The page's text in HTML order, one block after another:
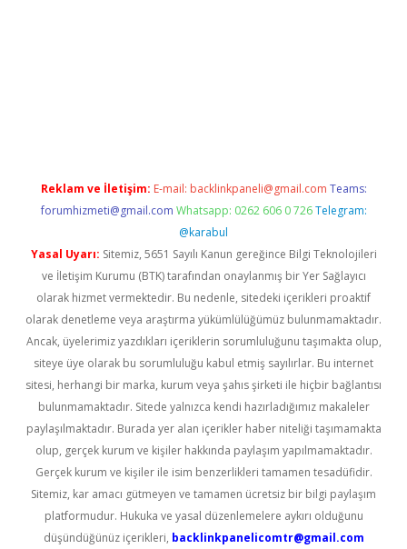
Reklam ve İletişim: E-mail: backlinkpaneli@gmail.com Teams:
forumhizmeti@gmail.com Whatsapp: 0262 606 0 726 Telegram:
@karabul
Yasal Uyarı: Sitemiz, 5651 Sayılı Kanun gereğince Bilgi Teknolojileri
ve İletişim Kurumu (BTK) tarafından onaylanmış bir Yer Sağlayıcı
olarak hizmet vermektedir. Bu nedenle, sitedeki içerikleri proaktif
olarak denetleme veya araştırma yükümlülüğümüz bulunmamaktadır.
Ancak, üyelerimiz yazdıkları içeriklerin sorumluluğunu taşımakta olup,
siteye üye olarak bu sorumluluğu kabul etmiş sayılırlar. Bu internet
sitesi, herhangi bir marka, kurum veya şahıs şirketi ile hiçbir bağlantısı
bulunmamaktadır. Sitede yalnızca kendi hazırladığımız makaleler
paylaşılmaktadır. Burada yer alan içerikler haber niteliği taşımamakta
olup, gerçek kurum ve kişiler hakkında paylaşım yapılmamaktadır.
Gerçek kurum ve kişiler ile isim benzerlikleri tamamen tesadüfidir.
Sitemiz, kar amacı gütmeyen ve tamamen ücretsiz bir bilgi paylaşım
platformudur. Hukuka ve yasal düzenlemelere aykırı olduğunu
düşündüğünüz içerikleri, backlinkpanelicomtr@gmail.com